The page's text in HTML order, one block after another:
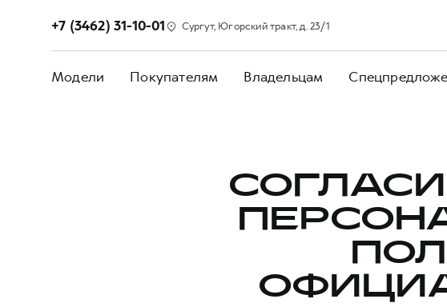
+7 (3462) 31-10-01 Сургут, Югорский тракт, д. 23/1
Модели Покупателям Владельцам